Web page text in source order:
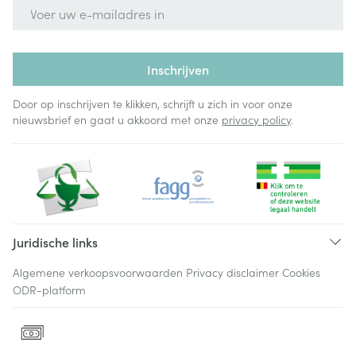
Inschrijven
Door op inschrijven te klikken, schrijft u zich in voor onze
nieuwsbrief en gaat u akkoord met onze privacy policy.
Juridische links
Algemene verkoopsvoorwaarden Privacy disclaimer Cookies
ODR-platform